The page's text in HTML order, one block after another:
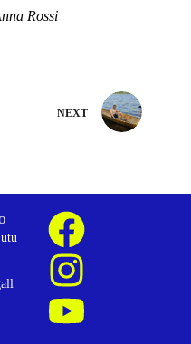
Rossi
NEXT